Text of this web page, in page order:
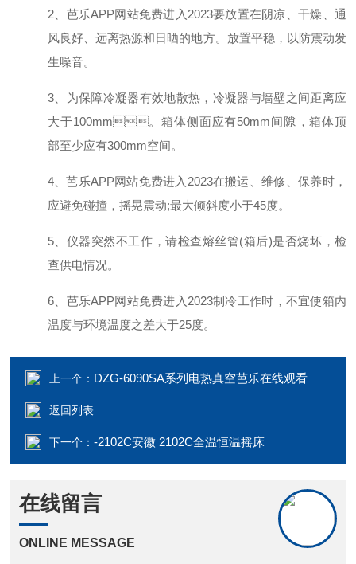
2、芭乐APP网站免费进入2023要放置在阴凉、干燥、通
风良好、远离热源和日晒的地方。放置平稳，以防震动发
生噪音。
3、为保障冷凝器有效地散热，冷凝器与墙壁之间距离应
大于100mm。箱体侧面应有50mm间隙，箱体顶
部至少应有300mm空间。
4、芭乐APP网站免费进入2023在搬运、维修、保养时，
应避免碰撞，摇晃震动;最大倾斜度小于45度。
5、仪器突然不工作，请检查熔丝管(箱后)是否烧坏，检
查供电情况。
6、芭乐APP网站免费进入2023制冷工作时，不宜使箱内
温度与环境温度之差大于25度。
上一个： DZG-6090SA系列电热真空芭乐在线观看
返回列表
下一个： -2102C安徽 2102C全温恒温摇床
在线留言
ONLINE MESSAGE